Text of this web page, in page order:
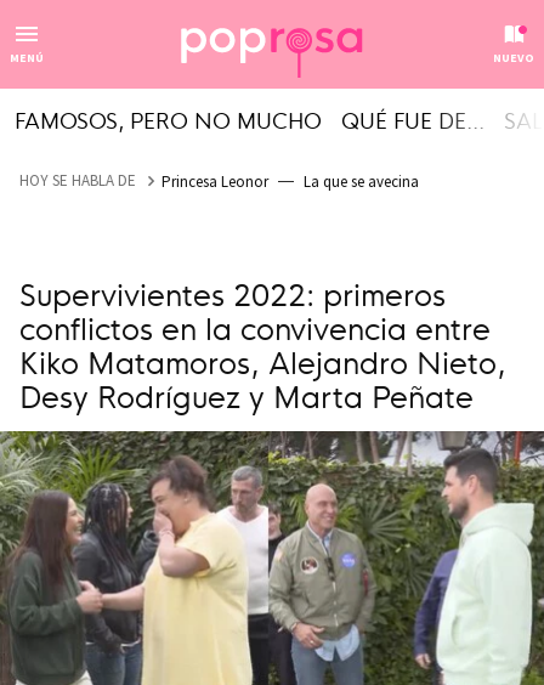
MENÚ NUEVO
FAMOSOS, PERO NO MUCHO QUÉ FUE DE...
HOY SE HABLA DE Princesa Leonor La que se avecina
Supervivientes 2022: primeros
conflictos en la convivencia entre
Kiko Matamoros, Alejandro Nieto,
Desy Rodríguez y Marta Peñate